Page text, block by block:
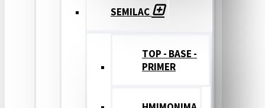
SEMILAC
TOP - BASE -
PRIMER